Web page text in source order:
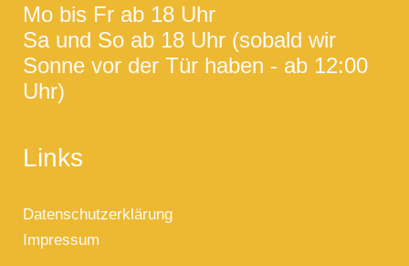
Mo bis Fr ab 18 Uhr
Sa und So ab 18 Uhr (sobald wir
Sonne vor der Tür haben - ab 12:00
Uhr)
Links
Datenschutzerklärung
Impressum